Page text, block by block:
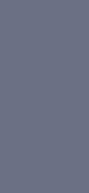
LES PLUS
Lunettes de soleil